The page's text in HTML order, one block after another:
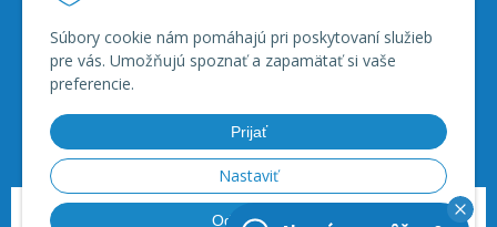
Súbory cookie nám pomáhajú pri poskytovaní služieb
pre vás. Umožňujú spoznať a zapamätať si vaše
preferencie.
Prijať
Nastaviť
Odmietnuť
© 2026 JJ Moto - skútre, štvorkolky, moto príslušenstvo, ich servis. • tvorba